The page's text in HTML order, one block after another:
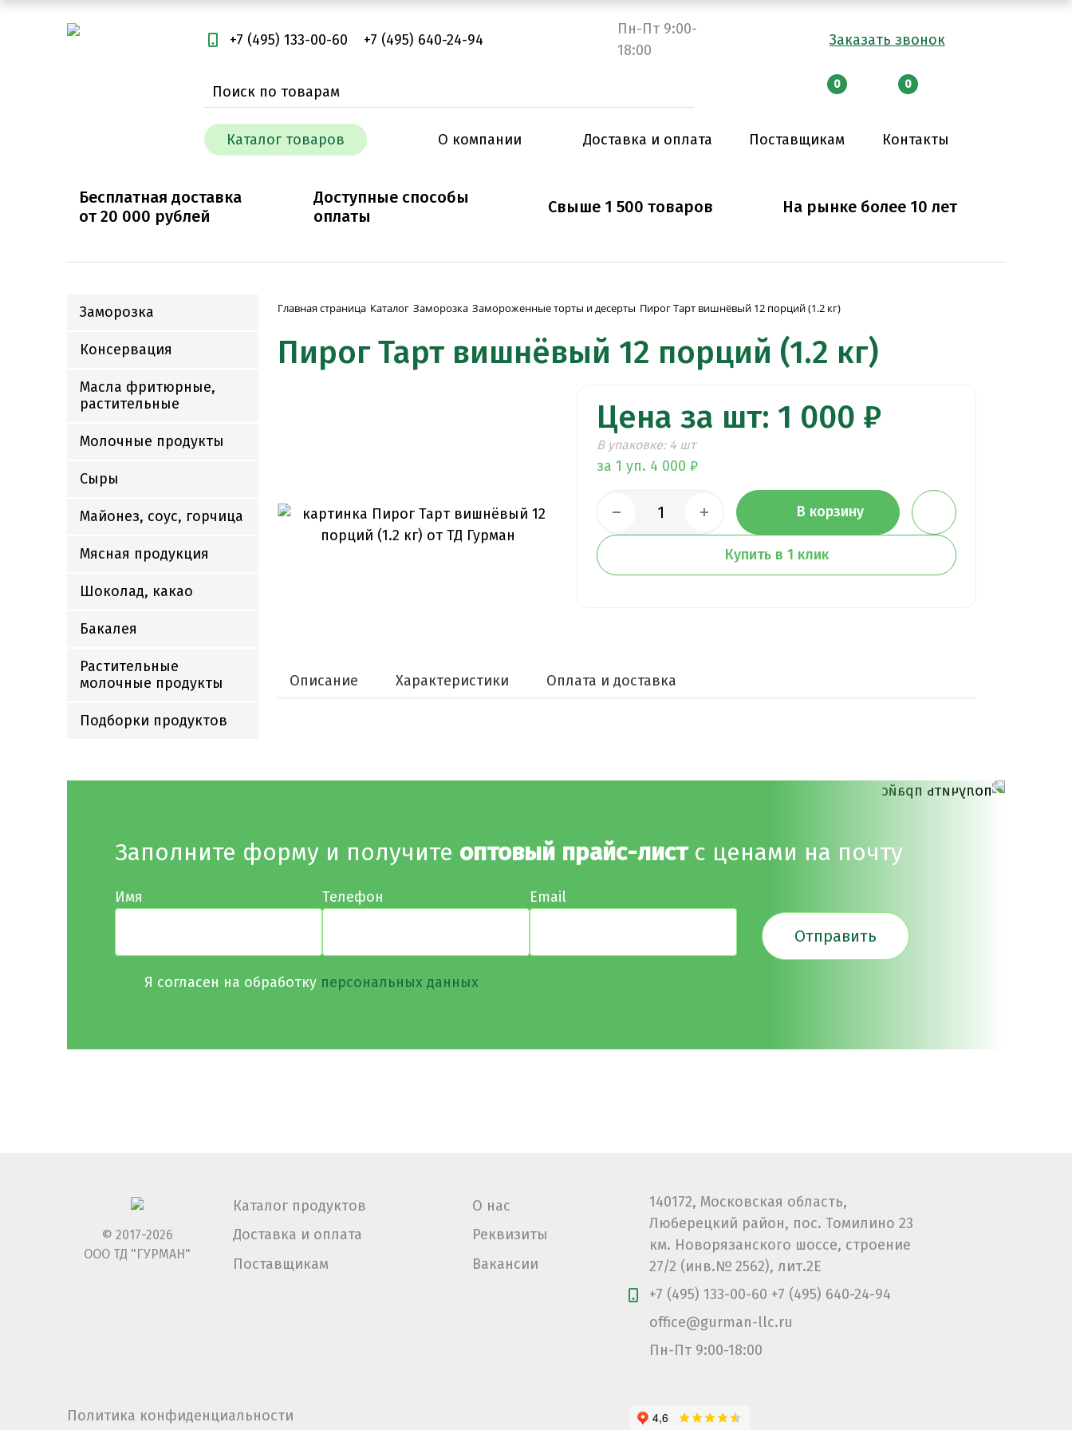
+7 (495) 133-00-60 +7 (495) 640-24-94
О компании Доставка и оплата Поставщикам Контакты
Пн-Пт 9:00-
18:00
Заказать звонок
Каталог товаров
0 0
Бесплатная доставка
от 20 000 рублей
Доступные способы
оплаты
Свыше 1 500 товаров На рынке более 10 лет
Заморозка
Консервация
Масла фритюрные,
растительные
Молочные продукты
Сыры
Майонез, соус, горчица
Мясная продукция
Шоколад, какао
Бакалея
Растительные
молочные продукты
Подборки продуктов
Главная страница Каталог Заморозка Замороженные торты и десерты Пирог Тарт вишнёвый 12 порций (1.2 кг)
Пирог Тарт вишнёвый 12 порций (1.2 кг)
Цена за шт: 1 000 ₽
В упаковке: 4 шт
за 1 уп. 4 000 ₽
В корзину
Купить в 1 клик
Описание Характеристики Оплата и доставка
Заполните форму и получите оптовый прайс-листс ценами на почту
Имя Телефон Email
Я согласен на обработку персональных данных
Каталог продуктов
Доставка и оплата
Поставщикам
О нас
Реквизиты
Вакансии
140172, Московская область,
Люберецкий район, пос. Томилино 23
км. Новорязанского шоссе, строение
27/2 (инв.№ 2562), лит.2Е
+7 (495) 133-00-60 +7 (495) 640-24-94
office@gurman-llc.ru
Пн-Пт 9:00-18:00
© 2017-2026
ООО ТД "ГУРМАН"
Политика конфиденциальности